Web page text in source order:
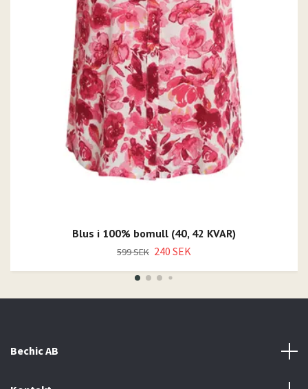
Blus i 100% bomull (40, 42 KVAR)
599 SEK 240 SEK
Bechic AB